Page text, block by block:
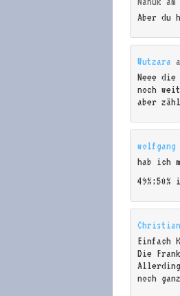
Aber du
Wutzara
Neee
noch
aber
wolfgang
hab ich
Christian
Einfach
Die
noch